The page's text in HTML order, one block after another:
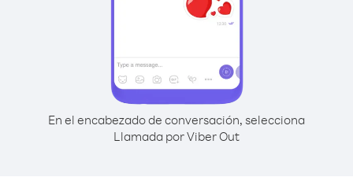
En el encabezado de conversación, selecciona
Llamada por Viber Out